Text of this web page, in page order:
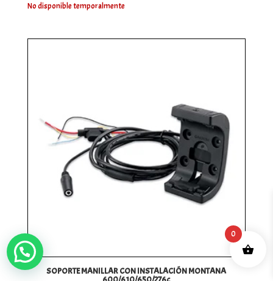
No disponible temporalmente
SOPORTE MANILLAR CON INSTALACIÓN MONTANA
0